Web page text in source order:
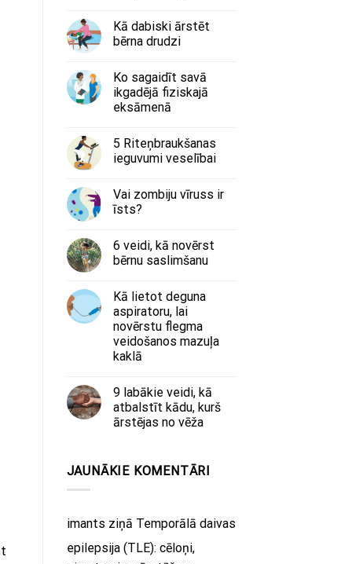
Kā dabiski ārstēt
bērna drudzi
Ko sagaidīt savā
ikgadējā fiziskajā
eksāmenā
5 Riteņbraukšanas
ieguvumi veselībai
Vai zombiju vīruss ir
īsts?
6 veidi, kā novērst
bērnu saslimšanu
Kā lietot deguna
aspiratoru, lai
novērstu flegma
veidošanos mazuļa
kaklā
9 labākie veidi, kā
atbalstīt kādu, kurš
ārstējas no vēža
JAUNĀKIE KOMENTĀRI
imants ziņā Temporālā daivas
epilepsija (TLE): cēloņi,